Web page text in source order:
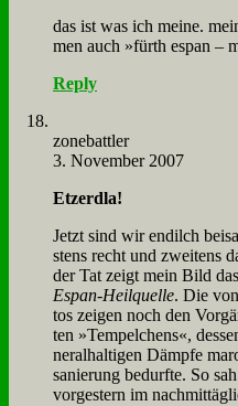
das ist was ich mei­ne.
men auch »fürth es­pan –
Reply
zone­batt­ler
3. November 2007
Et­zerd­la!
Jetzt sind wir en­dilch
stens recht und zwei­tens
der Tat zeigt mein Bild
Es­pan-Heil­quel­le. Die
tos zei­gen noch den
ten »Tem­pel­chens«,
ne­ral­hal­ti­gen Dämp­fe
sa­nie­rung be­durf­te. So
vor­ge­stern im